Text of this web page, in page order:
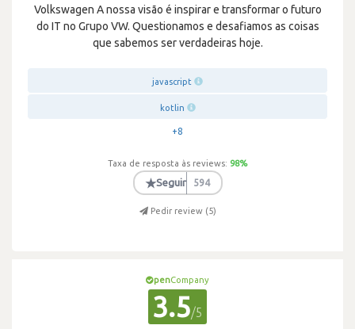
Volkswagen A nossa visão é inspirar e transformar o futuro
do IT no Grupo VW. Questionamos e desafiamos as coisas
que sabemos ser verdadeiras hoje.
javascript
kotlin
+8
Taxa de resposta às reviews: 98%
★Seguir 594
Pedir review (5)
penCompany
3.5/5